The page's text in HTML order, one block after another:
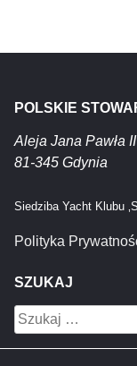
POLSKIE
Aleja Jana Pawła
81-345 Gdynia
Siedziba Yacht Klubu
Polityka
SZUKAJ
Szukaj: